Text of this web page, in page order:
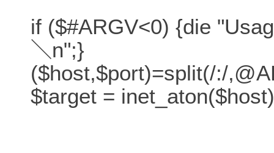
if ($#ARGV<0) {die
＼n";}
($host,$port)=split(/:/
$target =